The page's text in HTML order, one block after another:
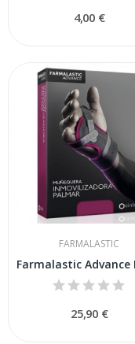
4,00 €
FARMALASTIC
25,90 €